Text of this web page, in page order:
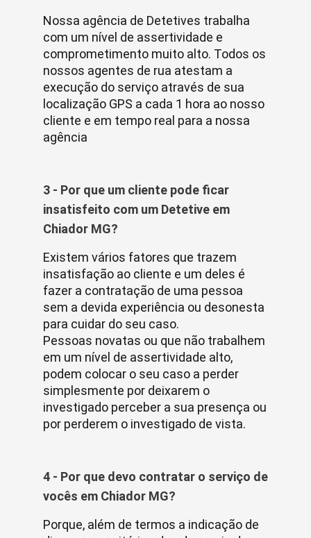
Nossa agência de Detetives trabalha
com um nível de assertividade e
comprometimento muito alto. Todos os
nossos agentes de rua atestam a
execução do serviço através de sua
localização GPS a cada 1 hora ao nosso
cliente e em tempo real para a nossa
agência
3 - Por que um cliente pode ficar
insatisfeito com um Detetive em
Chiador MG?
Existem vários fatores que trazem
insatisfação ao cliente e um deles é
fazer a contratação de uma pessoa
sem a devida experiência ou desonesta
para cuidar do seu caso.
Pessoas novatas ou que não trabalhem
em um nível de assertividade alto,
podem colocar o seu caso a perder
simplesmente por deixarem o
investigado perceber a sua presença ou
por perderem o investigado de vista.
4 - Por que devo contratar o serviço de
vocês em Chiador MG?
Porque, além de termos a indicação de